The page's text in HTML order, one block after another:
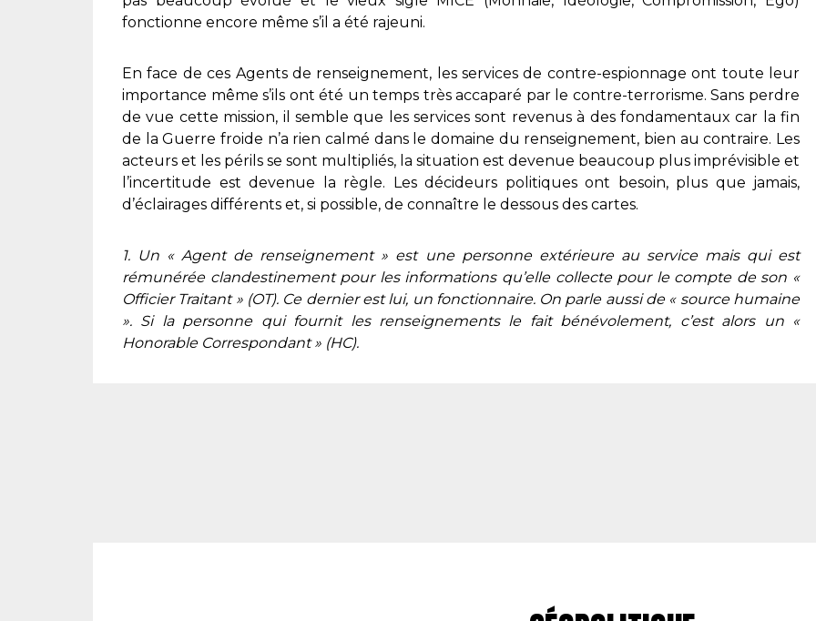
fonctionne encore même s’il a été rajeuni.
En face de ces Agents de renseignement, les services de contre-espionnage ont toute leur
importance même s’ils ont été un temps très accaparé par le contre-terrorisme. Sans perdre
de vue cette mission, il semble que les services sont revenus à des fondamentaux car la fin
de la Guerre froide n’a rien calmé dans le domaine du renseignement, bien au contraire. Les
acteurs et les périls se sont multipliés, la situation est devenue beaucoup plus imprévisible et
l’incertitude est devenue la règle. Les décideurs politiques ont besoin, plus que jamais,
d’éclairages différents et, si possible, de connaître le dessous des cartes.
1. Un « Agent de renseignement » est une personne extérieure au service mais qui est
rémunérée clandestinement pour les informations qu’elle collecte pour le compte de son «
Officier Traitant » (OT). Ce dernier est lui, un fonctionnaire. On parle aussi de « source humaine
». Si la personne qui fournit les renseignements le fait bénévolement, c’est alors un «
Honorable Correspondant » (HC).